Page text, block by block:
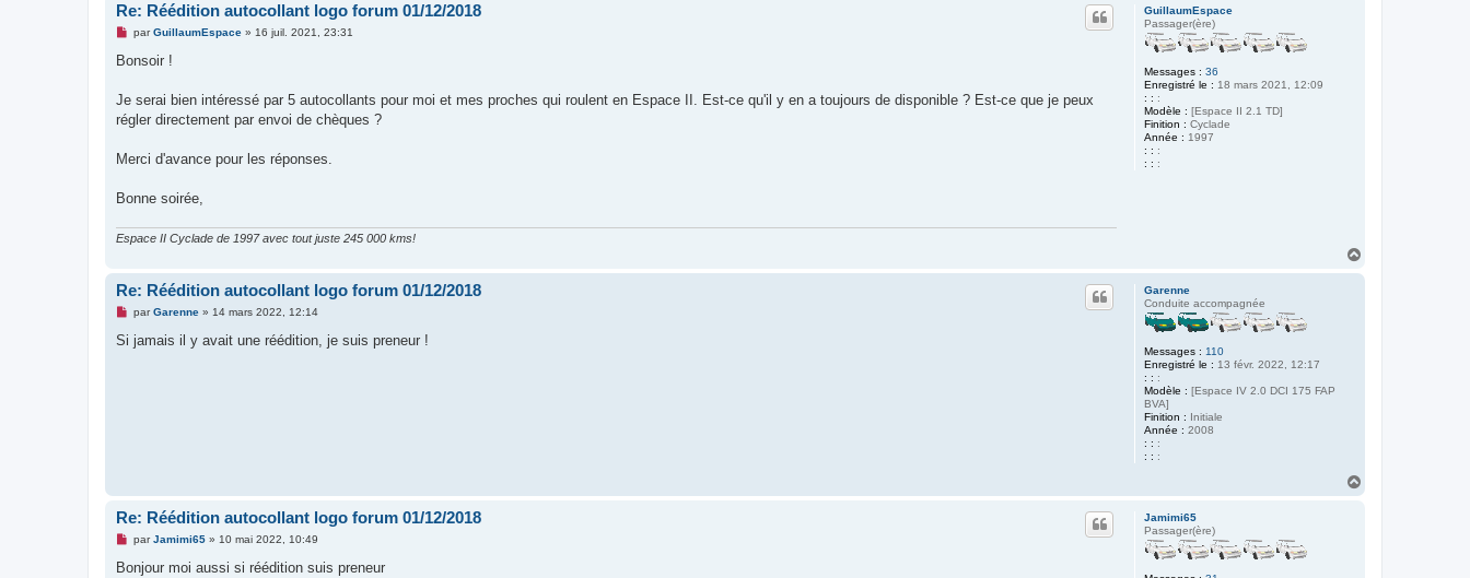
c
t
e
r
l
i
i
e
GuillaumEspace
Passager(ère)
Messages : 36
Enregistré le : 18 mars 2021, 12:09
: : :
Modèle : [Espace II 2.1 TD]
Finition : Cyclade
Année : 1997
: : :
: : :
Re: Réédition autocollant logo forum 01/12/2018
M
s
g
n
l
parGuillaumEspace» 16 juil. 2021, 23:31
Bonsoir !
Je serai bien intéressé par 5 autocollants pour moi et mes proches qui roulent en Espace II. Est-ce qu'il y en a toujours de disponible ? Est-ce que je peux
régler directement par envoi de chèques ?
Merci d'avance pour les réponses.
Bonne soirée,
Espace II Cyclade de 1997 avec tout juste 245 000 kms!
Garenne
Conduite accompagnée
Messages : 110
Enregistré le : 13 févr. 2022, 12:17
: : :
Modèle : [Espace IV 2.0 DCI 175 FAP
BVA]
Finition : Initiale
Année : 2008
: : :
: : :
Re: Réédition autocollant logo forum 01/12/2018
M
s
s
parGarenne» 14 mars 2022, 12:14
Si jamais il y avait une réédition, je suis preneur !
Jamimi65
Passager(ère)
Re: Réédition autocollant logo forum 01/12/2018
M
s
parJamimi65» 10 mai 2022, 10:49
Bonjour moi aussi si réédition suis preneur